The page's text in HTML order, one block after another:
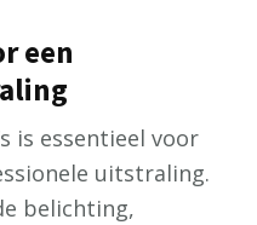
een
is essentieel voor
uitstraling.
belichting,